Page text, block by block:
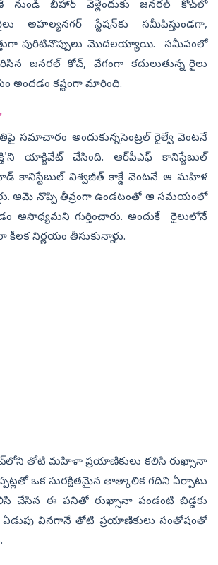
నుండి బీహార్ వెళ్లేందుకు జనరల్ కోచ్‌లో
అహల్యనగర్ స్టేషన్‌కు సమీపిస్తుండగా,
పురిటినొప్పులు మొదలయ్యాయి. సమీపంలో
జనరల్ కోచ్, వేగంగా కదులుతున్న రైలు
అందడం కష్టంగా మారింది.
సమాచారం అందుకున్న సెంట్రల్ రైల్వే వెంటనే
యాక్టివేట్ చేసింది. ఆర్‌పీఎఫ్‌ కానిస్టేబుల్
విశ్వజీత్ కాక్డే వెంటనే ఆ మహిళ
ఆమె నొప్పి తీవ్రంగా ఉండటంతో ఆ సమయంలో
అసాధ్యమని గుర్తించారు. అందుకే రైలులోనే
కీలక నిర్ణయం తీసుకున్నారు.
తోటి మహిళా ప్రయాణికులు కలిసి రుఖ్సానా
ఒక సురక్షితమైన తాత్కాలిక గదిని ఏర్పాటు
చేసిన ఈ పనితో రుఖ్సానా పండంటి బిడ్డకు
ఏడుపు వినగానే తోటి ప్రయాణికులు సంతోషంతో